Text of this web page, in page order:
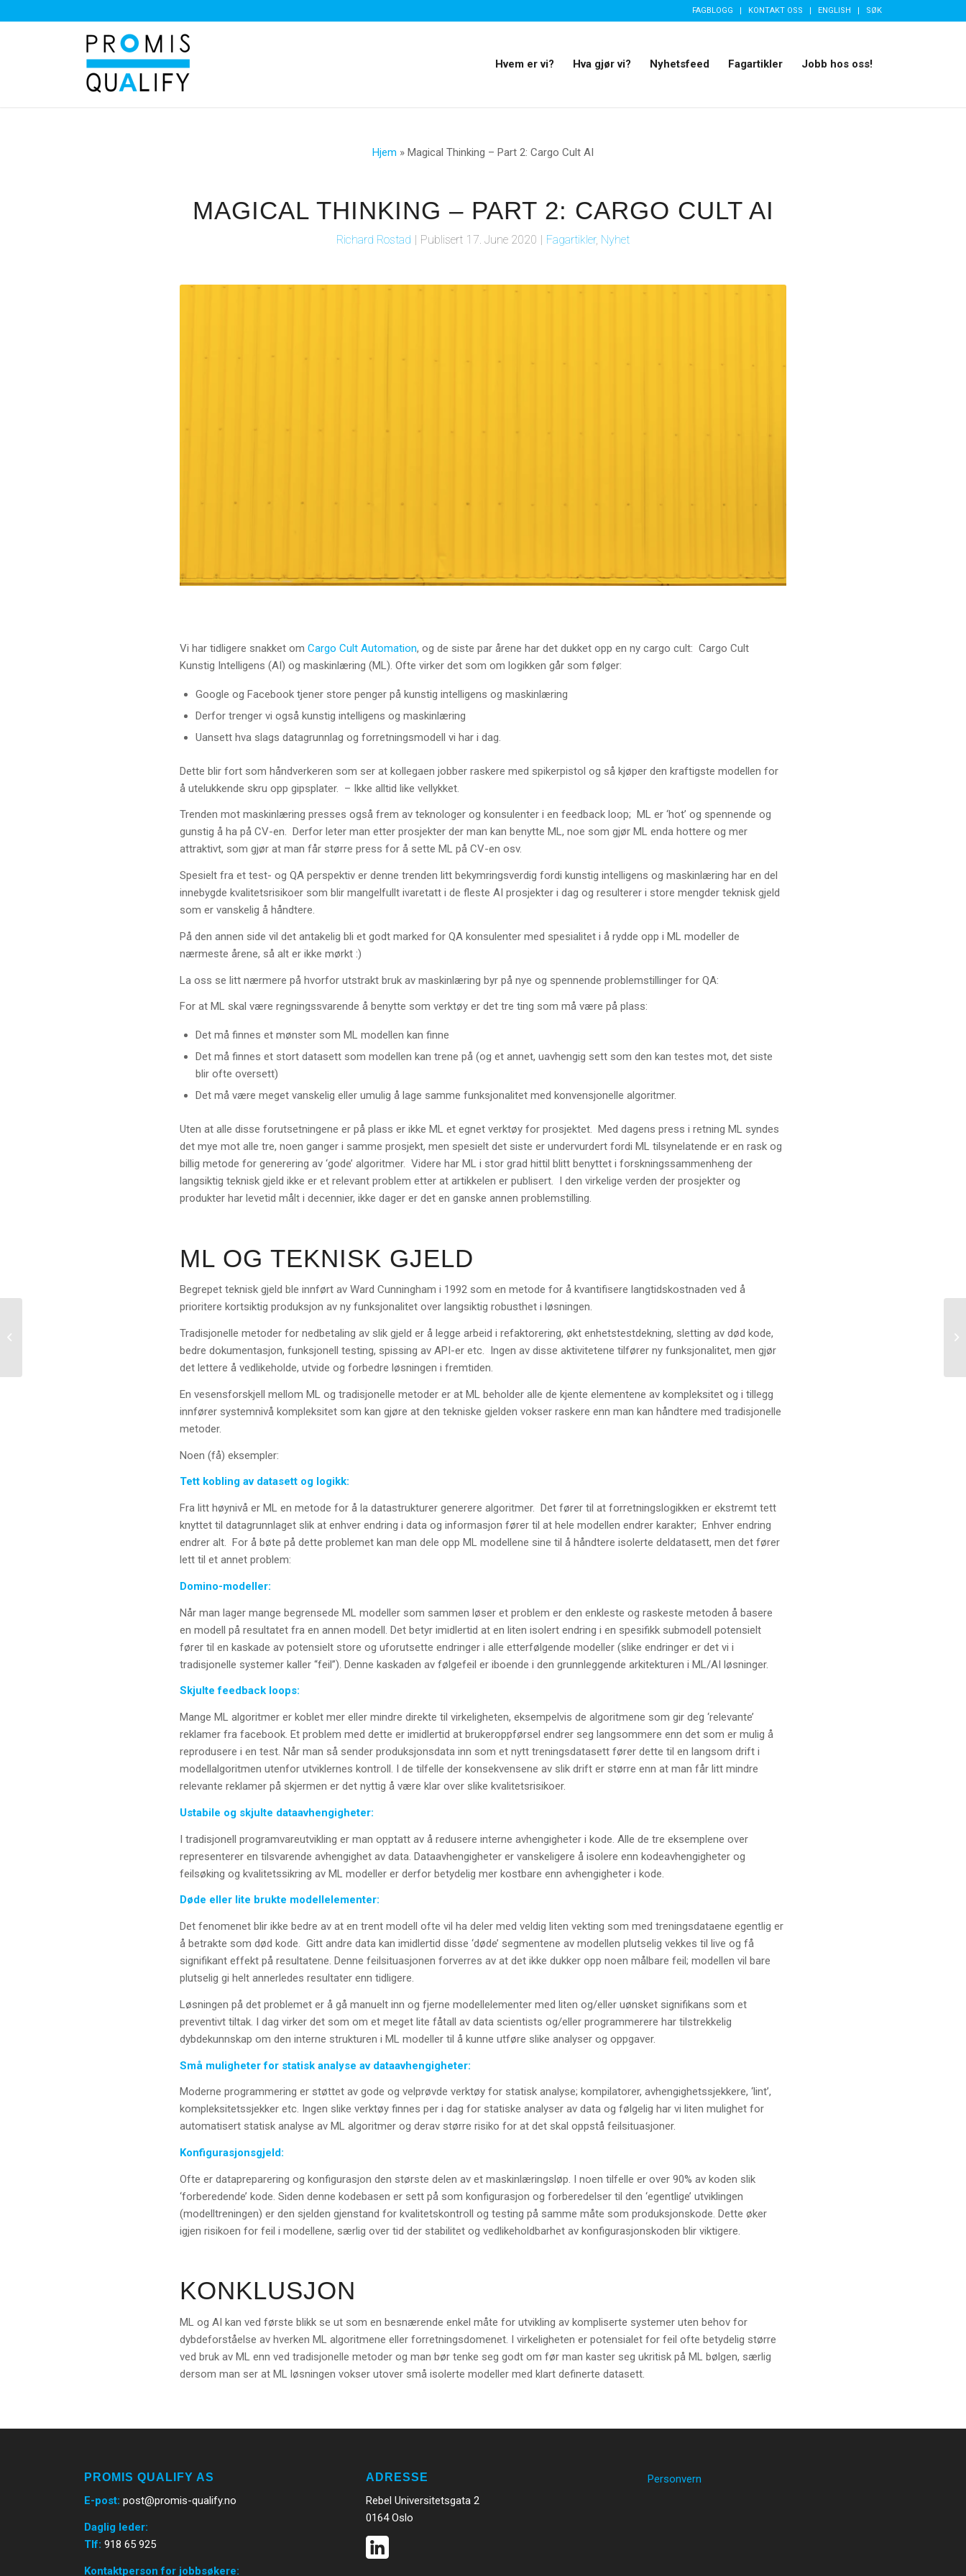
FAGBLOGG KONTAKT OSS ENGLISH SØK
Hvem er vi? Hva gjør vi? Nyhetsfeed Fagartikler Jobb hos oss!
Hjem » Magical Thinking – Part 2: Cargo Cult AI
MAGICAL THINKING – PART 2: CARGO CULT AI
Richard Rostad | Publisert 17. June 2020 | Fagartikler, Nyhet
Vi har tidligere snakket omCargo Cult Automation, og de siste par årene har det dukket opp en ny cargo cult: Cargo Cult
Kunstig Intelligens (AI) og maskinlæring (ML). Ofte virker det som om logikken går som følger:
Google og Facebook tjener store penger på kunstig intelligens og maskinlæring
Derfor trenger vi også kunstig intelligens og maskinlæring
Uansett hva slags datagrunnlag og forretningsmodell vi har i dag.
Dette blir fort som håndverkeren som ser at kollegaen jobber raskere med spikerpistol og så kjøper den kraftigste modellen for
å utelukkende skru opp gipsplater. – Ikke alltid like vellykket.
Trenden mot maskinlæring presses også frem av teknologer og konsulenter i en feedback loop; ML er ‘hot’ og spennende og
gunstig å ha på CV-en. Derfor leter man etter prosjekter der man kan benytte ML, noe som gjør ML enda hottere og mer
attraktivt, som gjør at man får større press for å sette ML på CV-en osv.
Spesielt fra et test- og QA perspektiv er denne trenden litt bekymringsverdig fordi kunstig intelligens og maskinlæring har en del
innebygde kvalitetsrisikoer som blir mangelfullt ivaretatt i de fleste AI prosjekter i dag og resulterer i store mengder teknisk gjeld
som er vanskelig å håndtere.
På den annen side vil det antakelig bli et godt marked for QA konsulenter med spesialitet i å rydde opp i ML modeller de
nærmeste årene, så alt er ikke mørkt :)
La oss se litt nærmere på hvorfor utstrakt bruk av maskinlæring byr på nye og spennende problemstillinger for QA:
For at ML skal være regningssvarende å benytte som verktøy er det tre ting som må være på plass:
Det må finnes et mønster som ML modellen kan finne
Det må finnes et stort datasett som modellen kan trene på (og et annet, uavhengig sett som den kan testes mot, det siste
blir ofte oversett)
Det må være meget vanskelig eller umulig å lage samme funksjonalitet med konvensjonelle algoritmer.
Uten at alle disse forutsetningene er på plass er ikke ML et egnet verktøy for prosjektet. Med dagens press i retning ML syndes
det mye mot alle tre, noen ganger i samme prosjekt, men spesielt det siste er undervurdert fordi ML tilsynelatende er en rask og
billig metode for generering av ‘gode’ algoritmer. Videre har ML i stor grad hittil blitt benyttet i forskningssammenheng der
langsiktig teknisk gjeld ikke er et relevant problem etter at artikkelen er publisert. I den virkelige verden der prosjekter og
produkter har levetid målt i decennier, ikke dager er det en ganske annen problemstilling.
ML OG TEKNISK GJELD
Begrepet teknisk gjeld ble innført av Ward Cunningham i 1992 som en metode for å kvantifisere langtidskostnaden ved å
prioritere kortsiktig produksjon av ny funksjonalitet over langsiktig robusthet i løsningen.
Tradisjonelle metoder for nedbetaling av slik gjeld er å legge arbeid i refaktorering, økt enhetstestdekning, sletting av død kode,
bedre dokumentasjon, funksjonell testing, spissing av API-er etc. Ingen av disse aktivitetene tilfører ny funksjonalitet, men gjør
det lettere å vedlikeholde, utvide og forbedre løsningen i fremtiden.
En vesensforskjell mellom ML og tradisjonelle metoder er at ML beholder alle de kjente elementene av kompleksitet og i tillegg
innfører systemnivå kompleksitet som kan gjøre at den tekniske gjelden vokser raskere enn man kan håndtere med tradisjonelle
metoder.
Noen (få) eksempler:
Tett kobling av datasett og logikk:
Fra litt høynivå er ML en metode for å la datastrukturer generere algoritmer. Det fører til at forretningslogikken er ekstremt tett
knyttet til datagrunnlaget slik at enhver endring i data og informasjon fører til at hele modellen endrer karakter; Enhver endring
endrer alt. For å bøte på dette problemet kan man dele opp ML modellene sine til å håndtere isolerte deldatasett, men det fører
lett til et annet problem:
Domino-modeller:
Når man lager mange begrensede ML modeller som sammen løser et problem er den enkleste og raskeste metoden å basere
en modell på resultatet fra en annen modell. Det betyr imidlertid at en liten isolert endring i en spesifikk submodell potensielt
fører til en kaskade av potensielt store og uforutsette endringer i alle etterfølgende modeller (slike endringer er det vi i
tradisjonelle systemer kaller “feil”). Denne kaskaden av følgefeil er iboende i den grunnleggende arkitekturen i ML/AI løsninger.
Skjulte feedback loops:
Mange ML algoritmer er koblet mer eller mindre direkte til virkeligheten, eksempelvis de algoritmene som gir deg ‘relevante’
reklamer fra facebook. Et problem med dette er imidlertid at brukeroppførsel endrer seg langsommere enn det som er mulig å
reprodusere i en test. Når man så sender produksjonsdata inn som et nytt treningsdatasett fører dette til en langsom drift i
modellalgoritmen utenfor utviklernes kontroll. I de tilfelle der konsekvensene av slik drift er større enn at man får litt mindre
relevante reklamer på skjermen er det nyttig å være klar over slike kvalitetsrisikoer.
Ustabile og skjulte dataavhengigheter:
I tradisjonell programvareutvikling er man opptatt av å redusere interne avhengigheter i kode. Alle de tre eksemplene over
representerer en tilsvarende avhengighet av data. Dataavhengigheter er vanskeligere å isolere enn kodeavhengigheter og
feilsøking og kvalitetssikring av ML modeller er derfor betydelig mer kostbare enn avhengigheter i kode.
Døde eller lite brukte modellelementer:
Det fenomenet blir ikke bedre av at en trent modell ofte vil ha deler med veldig liten vekting som med treningsdataene egentlig er
å betrakte som død kode. Gitt andre data kan imidlertid disse ‘døde’ segmentene av modellen plutselig vekkes til live og få
signifikant effekt på resultatene. Denne feilsituasjonen forverres av at det ikke dukker opp noen målbare feil; modellen vil bare
plutselig gi helt annerledes resultater enn tidligere.
Løsningen på det problemet er å gå manuelt inn og fjerne modellelementer med liten og/eller uønsket signifikans som et
preventivt tiltak. I dag virker det som om et meget lite fåtall av data scientists og/eller programmerere har tilstrekkelig
dybdekunnskap om den interne strukturen i ML modeller til å kunne utføre slike analyser og oppgaver.
Små muligheter for statisk analyse av dataavhengigheter:
Moderne programmering er støttet av gode og velprøvde verktøy for statisk analyse; kompilatorer, avhengighetssjekkere, ‘lint’,
kompleksitetssjekker etc. Ingen slike verktøy finnes per i dag for statiske analyser av data og følgelig har vi liten mulighet for
automatisert statisk analyse av ML algoritmer og derav større risiko for at det skal oppstå feilsituasjoner.
Konfigurasjonsgjeld:
Ofte er datapreparering og konfigurasjon den største delen av et maskinlæringsløp. I noen tilfelle er over 90% av koden slik
‘forberedende’ kode. Siden denne kodebasen er sett på som konfigurasjon og forberedelser til den ‘egentlige’ utviklingen
(modelltreningen) er den sjelden gjenstand for kvalitetskontroll og testing på samme måte som produksjonskode. Dette øker
igjen risikoen for feil i modellene, særlig over tid der stabilitet og vedlikeholdbarhet av konfigurasjonskoden blir viktigere.
KONKLUSJON
ML og AI kan ved første blikk se ut som en besnærende enkel måte for utvikling av kompliserte systemer uten behov for
dybdeforståelse av hverken ML algoritmene eller forretningsdomenet. I virkeligheten er potensialet for feil ofte betydelig større
ved bruk av ML enn ved tradisjonelle metoder og man bør tenke seg godt om før man kaster seg ukritisk på ML bølgen, særlig
dersom man ser at ML løsningen vokser utover små isolerte modeller med klart definerte datasett.
PROMIS QUALIFY AS
E-post: post@promis-qualify.no
Daglig leder:
Tlf: 918 65 925
Kontaktperson for jobbsøkere:
ADRESSE
Rebel Universitetsgata 2
0164 Oslo
Personvern